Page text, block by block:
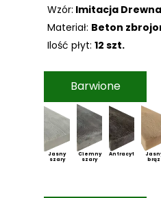
Wzór: Imitacja Drewna
Materiał: Beton
Ilość płyt: 12 szt.
Barwione
Jasny
szary
Ciemny
szary
Antracyt
brąz